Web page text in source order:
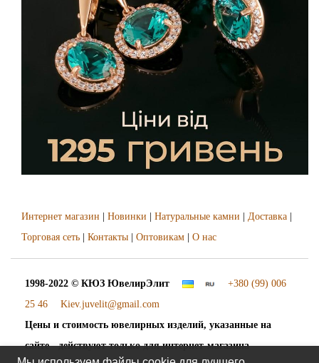
Интернет магазин Новинки Натуральные камни Доставка
Торговая сеть
Контакты Оптовикам О нас
1998-2022 © КЮЗ ЮвелирЭлит
+380 (99) 006
25 46
Kiev.juvelit@gmail.com
Цены и стоимость ювелирных изделий, указанные на
сайте - действуют только для интернет-магазина